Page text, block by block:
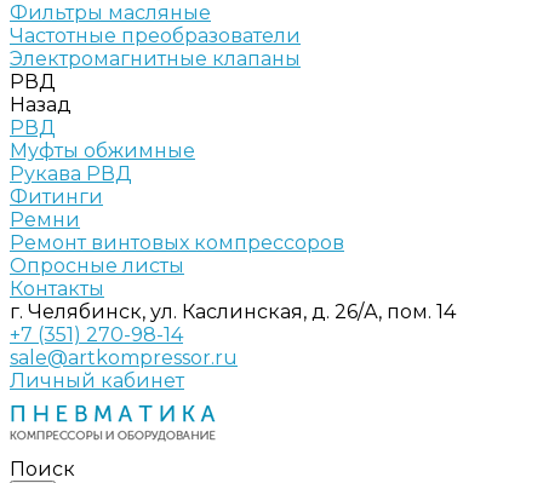
Фильтры масляные
Частотные преобразователи
Электромагнитные клапаны
РВД
Назад
РВД
Муфты обжимные
Рукава РВД
Фитинги
Ремни
Ремонт винтовых компрессоров
Опросные листы
Контакты
г. Челябинск, ул. Каслинская, д. 26/А, пом. 14
+7 (351) 270-98-14
sale@artkompressor.ru
Личный кабинет
Поиск